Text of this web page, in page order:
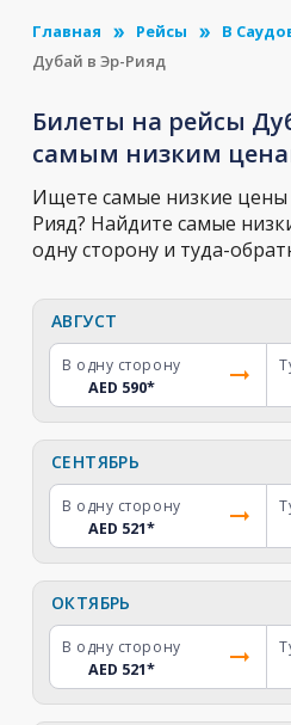
Главная Рейсы
В
Дубай в Эр-Рияд
Билеты на рейсы
самым низким
Ищете самые низкие цены
Рияд? Найдите самые
одну сторону и туда-
АВГУСТ
В одну сторону
AED 590*
СЕНТЯБРЬ
В одну сторону
AED 521*
ОКТЯБРЬ
В одну сторону
AED 521*